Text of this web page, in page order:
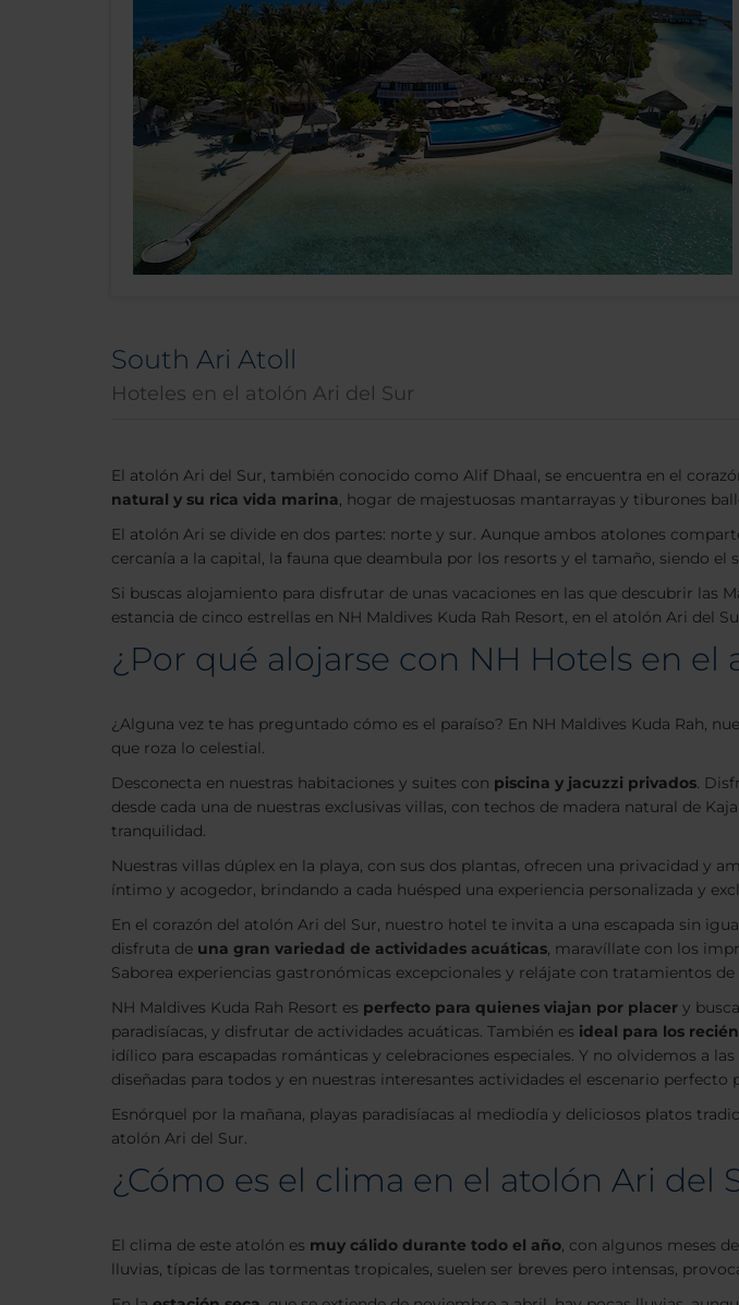
South Ari Atoll
Hoteles en el atolón Ari del Sur
El atolón Ari del Sur, también conocido como Alif Dhaal, se encuentra en el
natural y su rica vida marina, hogar de majestuosas mantarrayas y tiburones
El atolón Ari se divide en dos partes: norte y sur. Aunque ambos atolones
cercanía a la capital, la fauna que deambula por los resorts y el tamaño, siendo
Si buscas alojamiento para disfrutar de unas vacaciones en las que descubrir las
estancia de cinco estrellas en NH Maldives Kuda Rah Resort, en el atolón Ari del
¿Por qué alojarse con NH Hotels en el
¿Alguna vez te has preguntado cómo es el paraíso? En NH Maldives Kuda Rah,
que roza lo celestial.
Desconecta en nuestras habitaciones y suites con piscina y jacuzzi privados.
desde cada una de nuestras exclusivas villas, con techos de madera natural de
tranquilidad.
Nuestras villas dúplex en la playa, con sus dos plantas, ofrecen una privacidad y
íntimo y acogedor, brindando a cada huésped una experiencia personalizada y
En el corazón del atolón Ari del Sur, nuestro hotel te invita a una escapada sin
disfruta de una gran variedad de actividades acuáticas, maravíllate con los
Saborea experiencias gastronómicas excepcionales y relájate con tratamientos
NH Maldives Kuda Rah Resort es perfecto para quienes viajan por placer y
paradisíacas, y disfrutar de actividades acuáticas. También es ideal para los
idílico para escapadas románticas y celebraciones especiales. Y no olvidemos a
diseñadas para todos y en nuestras interesantes actividades el escenario perfecto
Esnórquel por la mañana, playas paradisíacas al mediodía y deliciosos platos
atolón Ari del Sur.
¿Cómo es el clima en el atolón Ari del
El clima de este atolón es muy cálido durante todo el año, con algunos meses
lluvias, típicas de las tormentas tropicales, suelen ser breves pero intensas,